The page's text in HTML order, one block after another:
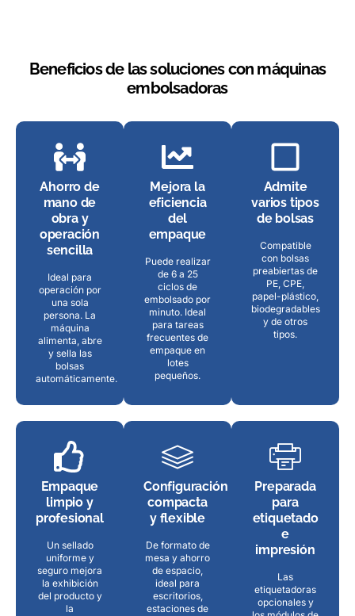
Beneficios de las soluciones con máquinas
embolsadoras
Ahorro de
mano de
obra y
operación
sencilla
Ideal para
operación por
una sola
persona. La
máquina
alimenta, abre
y sella las
bolsas
automáticamente.
Mejora la
eficiencia
del
empaque
Puede realizar
de 6 a 25
ciclos de
embolsado por
minuto. Ideal
para tareas
frecuentes de
empaque en
lotes
pequeños.
Admite
varios tipos
de bolsas
Compatible
con bolsas
preabiertas de
PE, CPE,
papel-plástico,
biodegradables
y de otros
tipos.
Empaque
limpio y
profesional
Un sellado
uniforme y
seguro mejora
la exhibición
del producto y
la
Configuración
compacta
y flexible
De formato de
mesa y ahorro
de espacio,
ideal para
escritorios,
estaciones de
Preparada
para
etiquetado
e
impresión
Las
etiquetadoras
opcionales y